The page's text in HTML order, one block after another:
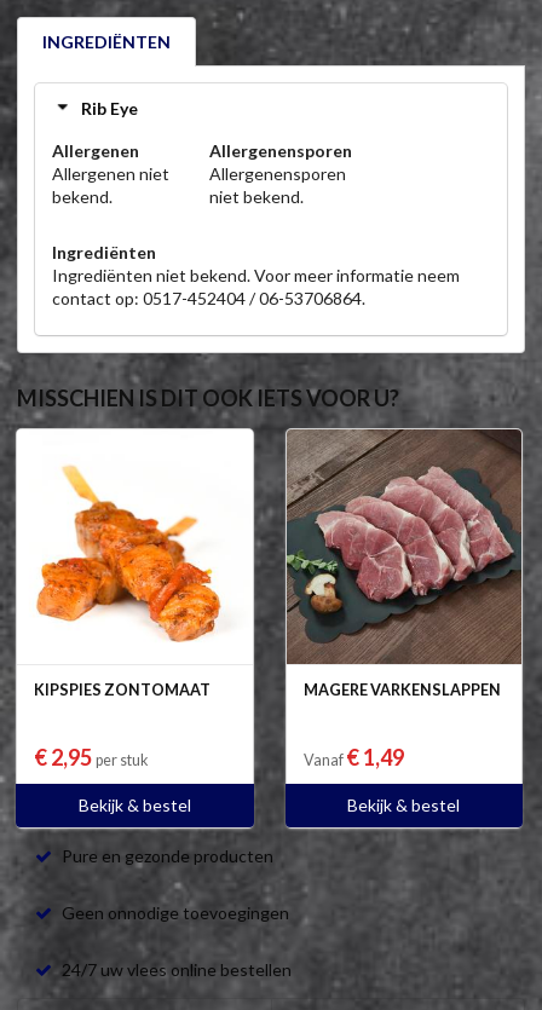
INGREDIËNTEN
Rib Eye
Allergenen
Allergenen niet
bekend.
Allergenensporen
Allergenensporen
niet bekend.
Ingrediënten
Ingrediënten niet bekend. Voor meer informatie neem
contact op: 0517-452404 / 06-53706864.
MISSCHIEN IS DIT OOK IETS VOOR U?
KIPSPIES ZONTOMAAT
€ 2,95 per stuk
Bekijk & bestel
MAGERE VARKENSLAPPEN
Vanaf € 1,49
Bekijk & bestel
Pure en gezonde producten
Geen onnodige toevoegingen
24/7 uw vlees online bestellen